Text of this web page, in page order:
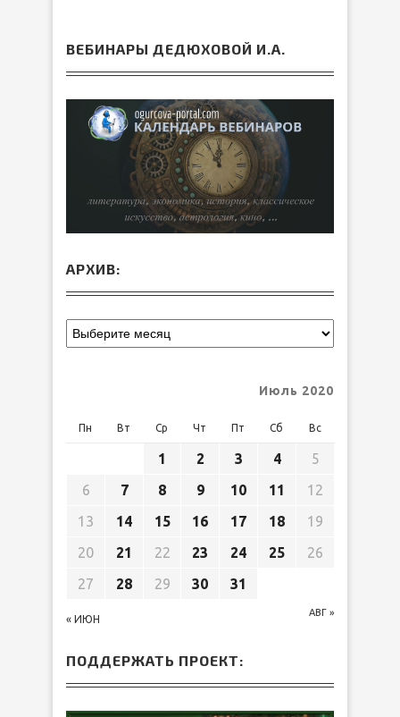
ВЕБИНАРЫ ДЕДЮХОВОЙ И.А.
АРХИВ:
Июль 2020
Пн Вт Ср Чт Пт Сб Вс
« ИЮН
АВГ »
1 2 3 4
5
6
7 8 9 10 11
12
13
14 15 16 17 18
19
20
21 22 23 24 25
26
27
28 29 30 31
ПОДДЕРЖАТЬ ПРОЕКТ: